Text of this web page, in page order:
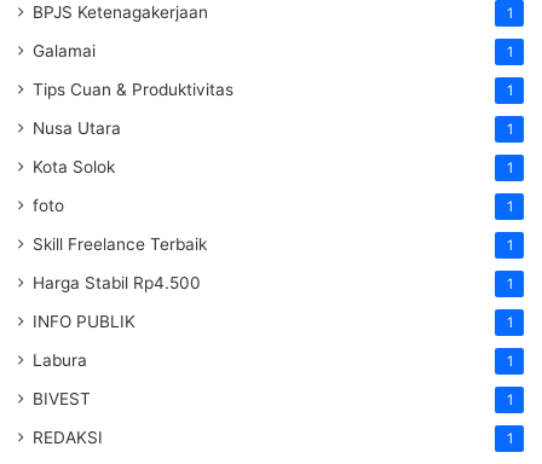
BPJS Ketenagakerjaan 1
Galamai 1
Tips Cuan & Produktivitas 1
Nusa Utara 1
Kota Solok 1
foto 1
Skill Freelance Terbaik 1
Harga Stabil Rp4.500 1
INFO PUBLIK 1
Labura 1
BIVEST 1
REDAKSI 1